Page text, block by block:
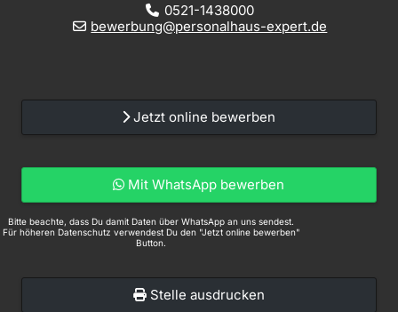
0521-1438000
bewerbung@personalhaus-expert.de
Jetzt online bewerben
Mit WhatsApp bewerben
Bitte beachte, dass Du damit Daten über WhatsApp an uns sendest.
Für höheren Datenschutz verwendest Du den "Jetzt online bewerben"
Button.
Stelle ausdrucken